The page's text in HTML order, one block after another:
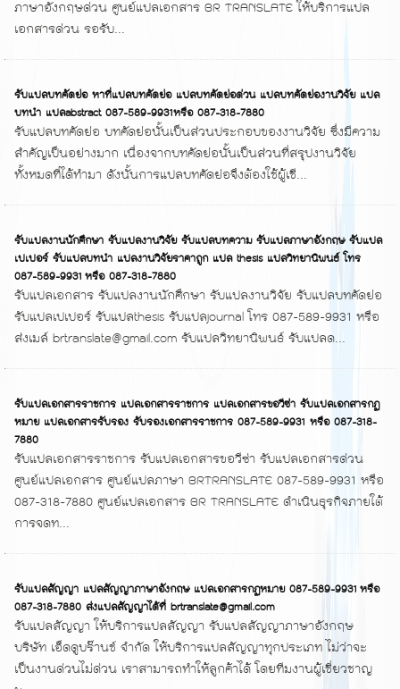
ภาษาอังกฤษด่วน ศูนย์แปลเอกสาร BR TRANSLATE ให้บริการแปล
เอกสารด่วน รอรับ...
รับแปลบทคัดย่อ หาที่แปลบทคัดย่อ แปลบทคัดย่อด่วน แปลบทคัดย่องานวิจัย แปล
บทนำ แปลabstract 087-589-9931หรือ 087-318-7880
รับแปลบทคัดย่อ บทคัดย่อนั้นเป็นส่วนประกอบของงานวิจัย ซึ่งมีความ
สำคัญเป็นอย่างมาก เนื่องจากบทคัดย่อนั้นเป็นส่วนที่สรุปงานวิจัย
ทั้งหมดที่ได้ทำมา ดังนั้นการแปลบทคัดย่อจึงต้องใช้ผู้เชี...
รับแปลงานนักศึกษา รับแปลงานวิจัย รับแปลบทความ รับแปลภาษาอังกฤษ รับแปล
เปเปอร์ รับแปลบทนำ แปลงานวิจัยราคาถูก แปล thesis แปลวิทยานิพนธ์ โทร
087-589-9931 หรือ 087-318-7880
รับแปลเอกสาร รับแปลงานนักศึกษา รับแปลงานวิจัย รับแปลบทคัดย่อ
รับแปลเปเปอร์ รับแปลthesis รับแปลjournal โทร 087-589-9931 หรือ
ส่งเมล์ brtranslate@gmail.com รับแปลวิทยานิพนธ์ รับแปลด...
รับแปลเอกสารราชการ แปลเอกสารราชการ แปลเอกสารขอวีซ่า รับแปลเอกสารกฏ
หมาย แปลเอกสารรับรอง รับรองเอกสารราชการ 087-589-9931 หรือ 087-318-
7880
รับแปลเอกสารราชการ รับแปลเอกสารขอวีซ่า รับแปลเอกสารด่วน
ศูนย์แปลเอกสาร ศูนย์แปลภาษา BRTRANSLATE 087-589-9931 หรือ
087-318-7880 ศูนย์แปลเอกสาร BR TRANSLATE ดำเนินธุรกิจภายใต้
การจดท...
รับแปลสัญญา แปลสัญญาภาษาอังกฤษ แปลเอกสารกฏหมาย 087-589-9931 หรือ
087-318-7880 ส่งแปลสัญญาได้ที่ brtranslate@gmail.com
รับแปลสัญญา ให้บริการแปลสัญญา รับแปลสัญญาภาษาอังกฤษ
บริษัท เอ็ดดูบร๊านช์ จำกัด ให้บริการแปลสัญญาทุกประเภท ไม่ว่าจะ
เป็นงานด่วนไม่ด่วน เราสามารถทำให้ลูกค้าได้ โดยทีมงานผู้เชี่ยวชาญ